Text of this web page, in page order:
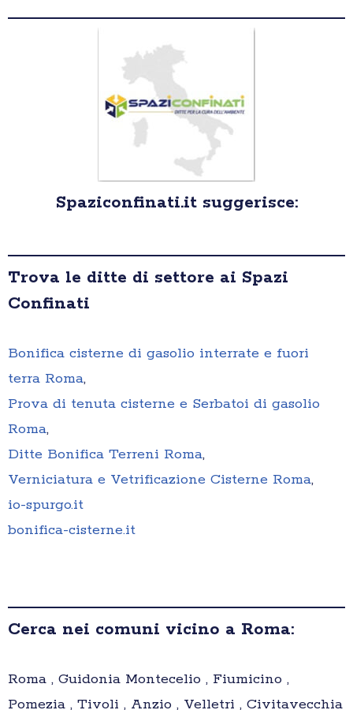
Spaziconfinati.it suggerisce:
Trova le ditte di settore ai Spazi
Confinati
Bonifica cisterne di gasolio interrate e fuori
terra Roma,
Prova di tenuta cisterne e Serbatoi di gasolio
Roma,
Ditte Bonifica Terreni Roma,
Verniciatura e Vetrificazione Cisterne Roma,
io-spurgo.it
bonifica-cisterne.it
Cerca nei comuni vicino a Roma:
Roma , Guidonia Montecelio , Fiumicino ,
Pomezia , Tivoli , Anzio , Velletri , Civitavecchia